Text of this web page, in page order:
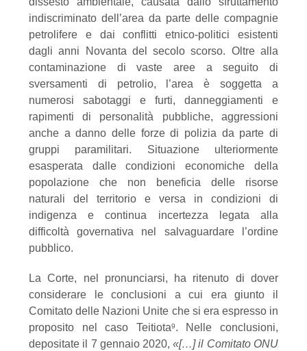
indiscriminato dell’area da parte delle compagnie
petrolifere e dai conflitti etnico-politici esistenti
dagli anni Novanta del secolo scorso. Oltre alla
contaminazione di vaste aree a seguito di
sversamenti di petrolio, l’area è soggetta a
numerosi sabotaggi e furti, danneggiamenti e
rapimenti di personalità pubbliche, aggressioni
anche a danno delle forze di polizia da parte di
gruppi paramilitari. Situazione ulteriormente
esasperata dalle condizioni economiche della
popolazione che non beneficia delle risorse
naturali del territorio e versa in condizioni di
indigenza e continua incertezza legata alla
difficoltà governativa nel salvaguardare l’ordine
pubblico.
La Corte, nel pronunciarsi, ha ritenuto di dover
considerare le conclusioni a cui era giunto il
Comitato delle Nazioni Unite che si era espresso in
proposito
nel caso Teitiota9. Nelle
conclusioni,
depositate il 7 gennaio 2020,«[…]il Comitato ONU